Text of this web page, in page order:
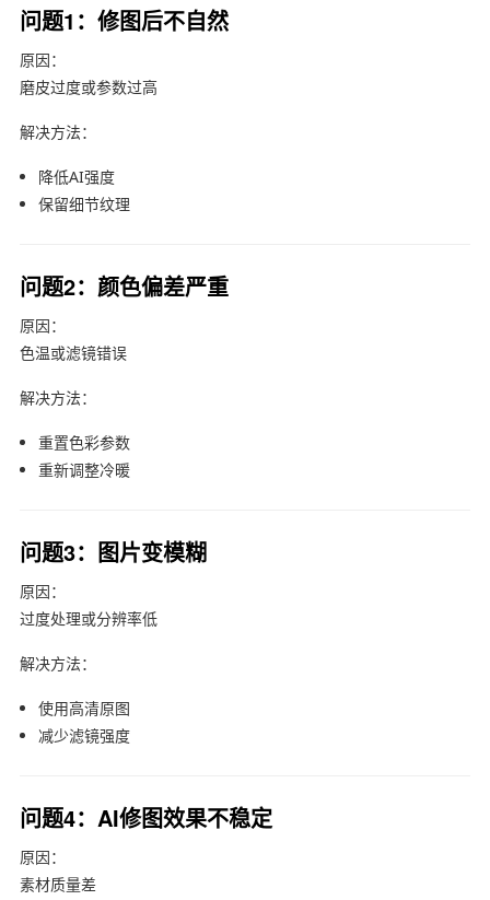
问题1：修图后不自然
原因：
磨皮过度或参数过高
解决方法：
降低AI强度
保留细节纹理
问题2：颜色偏差严重
原因：
色温或滤镜错误
解决方法：
重置色彩参数
重新调整冷暖
问题3：图片变模糊
原因：
过度处理或分辨率低
解决方法：
使用高清原图
减少滤镜强度
问题4：AI修图效果不稳定
原因：
素材质量差